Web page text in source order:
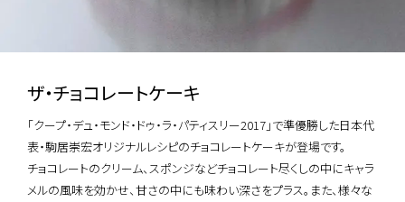
ザ・チョコレートケーキ
「クープ・デュ・モンド・ドゥ・ラ・パティスリー2017」で準優勝した日本代
表・駒居崇宏オリジナルレシピのチョコレートケーキが登場です。
チョコレートのクリーム、スポンジなどチョコレート尽くしの中にキャラ
メルの風味を効かせ、甘さの中にも味わい深さをプラス。また、様々な